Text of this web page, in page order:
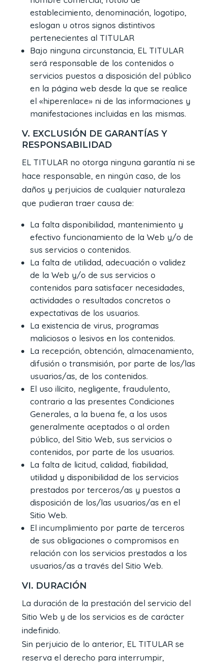
establecimiento, denominación, logotipo,
eslogan u otros signos distintivos
pertenecientes al TITULAR
Bajo ninguna circunstancia, EL TITULAR
será responsable de los contenidos o
servicios puestos a disposición del público
en la página web desde la que se realice
el «hiperenlace» ni de las informaciones y
manifestaciones incluidas en las mismas.
V. EXCLUSIÓN DE GARANTÍAS Y
RESPONSABILIDAD
EL TITULAR no otorga ninguna garantía ni se
hace responsable, en ningún caso, de los
daños y perjuicios de cualquier naturaleza
que pudieran traer causa de:
La falta disponibilidad, mantenimiento y
efectivo funcionamiento de la Web y/o de
sus servicios o contenidos.
La falta de utilidad, adecuación o validez
de la Web y/o de sus servicios o
contenidos para satisfacer necesidades,
actividades o resultados concretos o
expectativas de los usuarios.
La existencia de virus, programas
maliciosos o lesivos en los contenidos.
La recepción, obtención, almacenamiento,
difusión o transmisión, por parte de los/las
usuarios/as, de los contenidos.
El uso ilícito, negligente, fraudulento,
contrario a las presentes Condiciones
Generales, a la buena fe, a los usos
generalmente aceptados o al orden
público, del Sitio Web, sus servicios o
contenidos, por parte de los usuarios.
La falta de licitud, calidad, fiabilidad,
utilidad y disponibilidad de los servicios
prestados por terceros/as y puestos a
disposición de los/las usuarios/as en el
Sitio Web.
El incumplimiento por parte de terceros
de sus obligaciones o compromisos en
relación con los servicios prestados a los
usuarios/as a través del Sitio Web.
VI. DURACIÓN
La duración de la prestación del servicio del
Sitio Web y de los servicios es de carácter
indefinido.
Sin perjuicio de lo anterior, EL TITULAR se
reserva el derecho para interrumpir,